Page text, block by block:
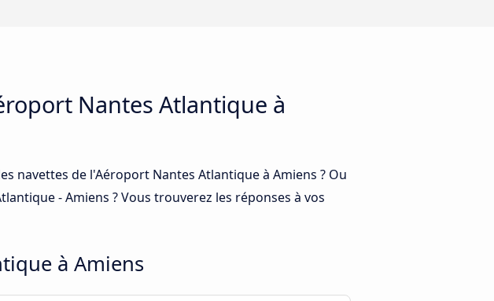
Nantes Atlantique à
navettes de l'Aéroport Nantes Atlantique à Amiens ? Ou
- Amiens ? Vous trouverez les réponses à vos
à Amiens